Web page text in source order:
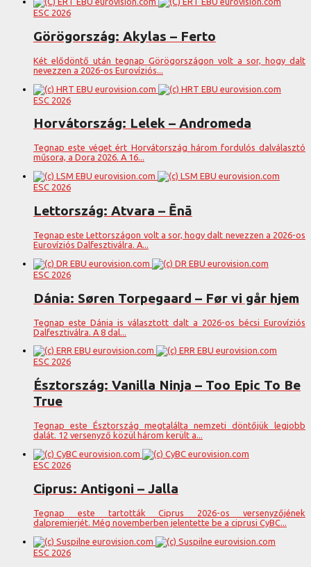
ESC 2026
Görögország: Akylas – Ferto
Két elődöntő után tegnap Görögországon volt a sor, hogy dalt
nevezzen a 2026-os Eurovíziós...
ESC 2026
Horvátország: Lelek – Andromeda
Tegnap este véget ért Horvátország három fordulós dalválasztó
műsora, a Dora 2026. A 16...
ESC 2026
Lettország: Atvara – Ēnā
Tegnap este Lettországon volt a sor, hogy dalt nevezzen a 2026-os
Eurovíziós Dalfesztiválra. A...
ESC 2026
Dánia: Søren Torpegaard – Før vi går hjem
Tegnap este Dánia is választott dalt a 2026-os bécsi Eurovíziós
Dalfesztiválra. A 8 dal...
ESC 2026
Észtország: Vanilla Ninja – Too Epic To Be
True
Tegnap este Észtország megtalálta nemzeti döntőjük legjobb
dalát. 12 versenyző közül három került a...
ESC 2026
Ciprus: Antigoni – Jalla
Tegnap este tartották Ciprus 2026-os versenyzőjének
dalpremierjét. Még novemberben jelentette be a ciprusi CyBC...
ESC 2026